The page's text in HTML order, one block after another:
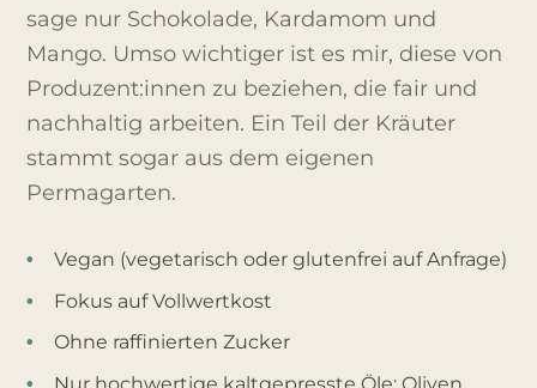
sage nur Schokolade, Kardamom und
Mango. Umso wichtiger ist es mir, diese von
Produzent:innen zu beziehen, die fair und
nachhaltig arbeiten. Ein Teil der Kräuter
stammt sogar aus dem eigenen
Permagarten.
• Vegan (vegetarisch oder glutenfrei auf Anfrage)
• Fokus auf Vollwertkost
• Ohne raffinierten Zucker
•